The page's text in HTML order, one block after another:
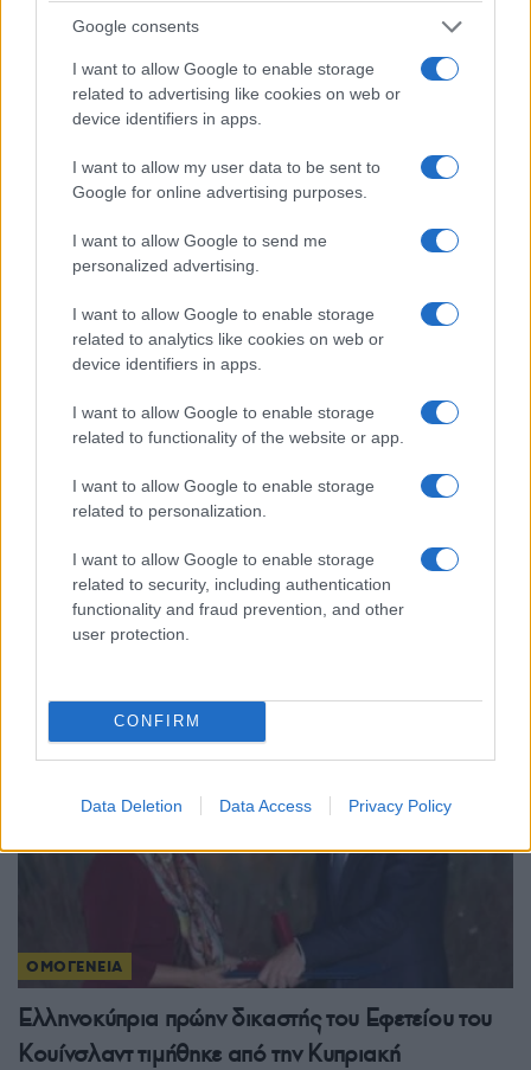
Google consents
I want to allow Google to enable storage
related to advertising like cookies on web or
device identifiers in apps.
I want to allow my user data to be sent to
Google for online advertising purposes.
I want to allow Google to send me
personalized advertising.
I want to allow Google to enable storage
related to analytics like cookies on web or
device identifiers in apps.
I want to allow Google to enable storage
related to functionality of the website or app.
I want to allow Google to enable storage
related to personalization.
I want to allow Google to enable storage
related to security, including authentication
functionality and fraud prevention, and other
user protection.
CONFIRM
Data Deletion Data Access Privacy Policy
ΟΜΟΓΕΝΕΙΑ
Ο Έλληνας που έμαθε τους Αυστραλούς να
αγαπούν το παγωτό μηχανής!
1/08/2026 - 8:20μμ
Τένεδος: Ευλογήθηκε ο πρώτος τρύγος στην Αγία
Παρασκευή – Το αντάμωμα των Τενεδίων
ΟΜΟΓΕΝΕΙΑ
Ελληνοκύπρια πρώην δικαστής του Εφετείου του
Κουίνσλαντ τιμήθηκε από την Κυπριακή